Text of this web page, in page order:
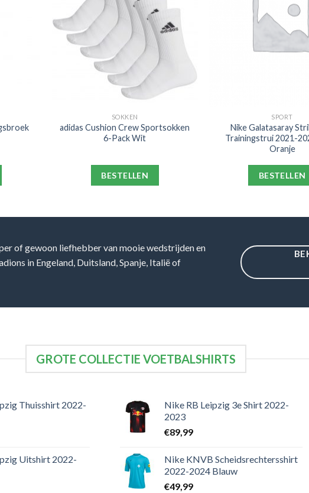
SOKKEN
adidas Cushion Crew Sportsokken
6-Pack Wit
BESTELLEN
SPORT
Nike Galatasaray
Trainingstrui 2021-
Oranje
BESTELLEN
of gewoon liefhebber van mooie wedstrijden en
in Engeland, Duitsland, Spanje, Italië of
GROTE COLLECTIE VOETBALSHIRTS
Thuisshirt 2022-
Uitshirt 2022-
Nike RB Leipzig 3e Shirt 2022-
2023
€89,99
Nike KNVB Scheidsrechtersshirt
2022-2024 Blauw
€49,99